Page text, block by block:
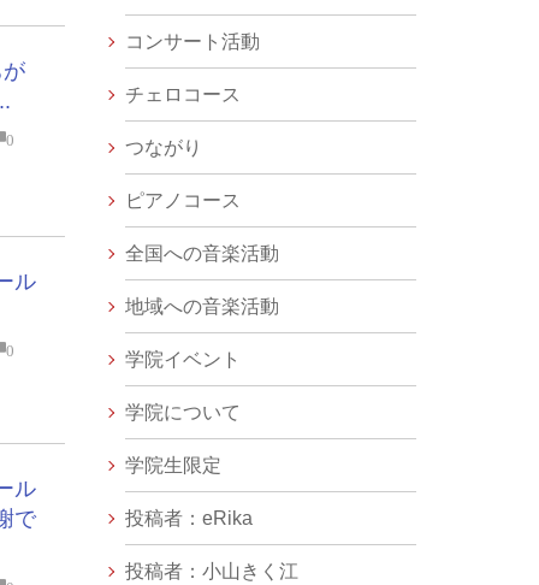
0
ル
0
ル
で
コンサート活動
チェロコース
つながり
ピアノコース
全国への音楽活動
地域への音楽活動
学院イベント
学院について
学院生限定
投稿者：eRika
投稿者：小山きく江